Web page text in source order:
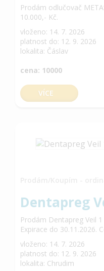
Prodám odlučovač
10.000,- Kč.
vloženo: 14. 7. 2026
platnost do: 12. 9. 2026
lokalita: Čáslav
cena: 10000
VÍCE
Dentapreg
Prodám Dentapreg Veil
Expirace do 30.11.2026.
vloženo: 14. 7. 2026
platnost do: 12. 9. 2026
lokalita: Chrudim